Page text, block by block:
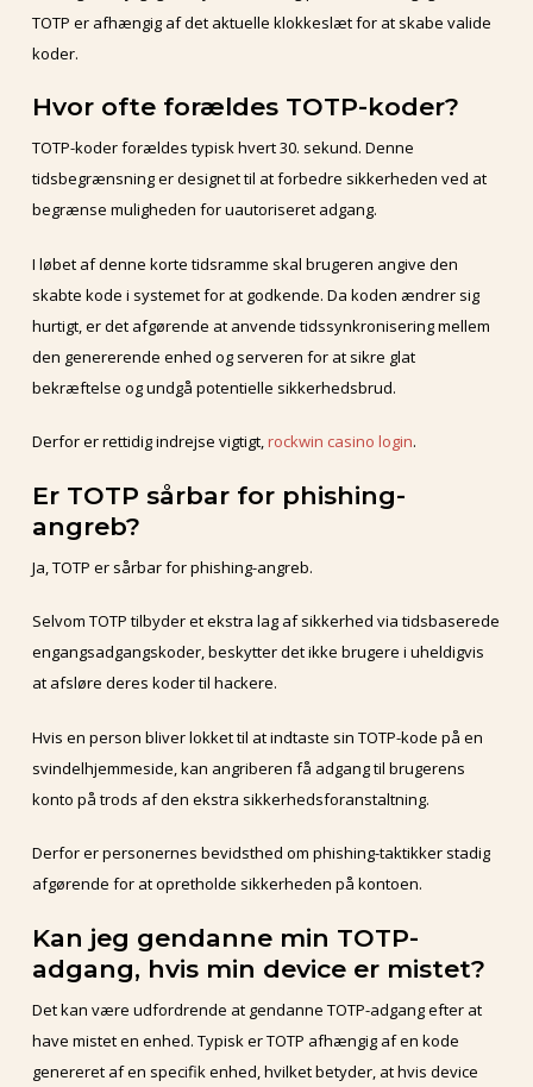
TOTP er afhængig af det aktuelle klokkeslæt for at skabe valide
koder.
Hvor ofte forældes TOTP-koder?
TOTP-koder forældes typisk hvert 30. sekund. Denne
tidsbegrænsning er designet til at forbedre sikkerheden ved at
begrænse muligheden for uautoriseret adgang.
I løbet af denne korte tidsramme skal brugeren angive den
skabte kode i systemet for at godkende. Da koden ændrer sig
hurtigt, er det afgørende at anvende tidssynkronisering mellem
den genererende enhed og serveren for at sikre glat
bekræftelse og undgå potentielle sikkerhedsbrud.
Derfor er rettidig indrejse vigtigt,rockwin casino login.
Er TOTP sårbar for phishing-
angreb?
Ja, TOTP er sårbar for phishing-angreb.
Selvom TOTP tilbyder et ekstra lag af sikkerhed via tidsbaserede
engangsadgangskoder, beskytter det ikke brugere i uheldigvis
at afsløre deres koder til hackere.
Hvis en person bliver lokket til at indtaste sin TOTP-kode på en
svindelhjemmeside, kan angriberen få adgang til brugerens
konto på trods af den ekstra sikkerhedsforanstaltning.
Derfor er personernes bevidsthed om phishing-taktikker stadig
afgørende for at opretholde sikkerheden på kontoen.
Kan jeg gendanne min TOTP-
adgang, hvis min device er mistet?
Det kan være udfordrende at gendanne TOTP-adgang efter at
have mistet en enhed. Typisk er TOTP afhængig af en kode
genereret af en specifik enhed, hvilket betyder, at hvis device